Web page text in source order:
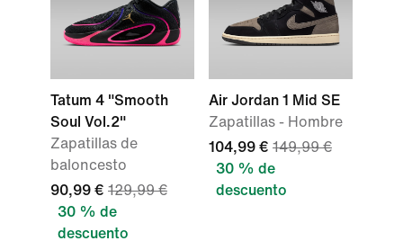
Tatum 4 "Smooth
Soul Vol.2"
Zapatillas de
baloncesto
90,99 € 129,99 €
30 % de
descuento
Air Jordan 1 Mid SE
Zapatillas - Hombre
104,99 € 149,99 €
30 % de
descuento